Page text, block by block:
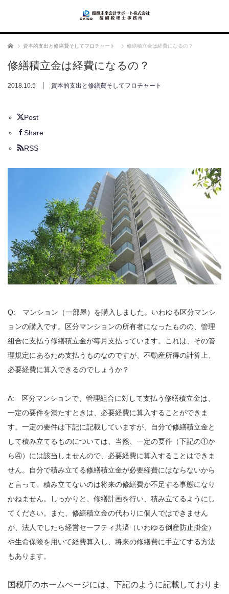
ホーム 資本的支出と修繕費そしてフロチャート 修繕積立金は経費になるの？
修繕積立金は経費になるの？
2018.10.5 資本的支出と修繕費そしてフロチャート
Post
Share
RSS
Q: マンション（一部屋）を購入しました。いわゆる区分マンシ
ョンの購入です。区分マンションの所有者になったものの、管理
組合に支払う修繕積立金が毎月支払っています。これは、その管
理規定にあるため支払うものなのですが、不動産所得の計算上、
必要経費に算入できるのでしょうか？
A: 区分マンションで、管理組合に対して支払う修繕積立金は、
一定の要件を満たすときは、必要経費に算入することができま
す。一定の要件は下記に記載していますが、自分で修繕積立金と
して積み立てるものについては、当然、一定の要件（下記の①か
ら④）には該当しませんので、必要経費に算入することはできま
せん。自分で積み立てる修繕積立金が必要経費にはならないから
と言って、積み立てないのは将来の修繕費が不足する事態になり
かねません。しっかりと、修繕計画を行い、積み立てるようにし
てください。また、修繕積立金の代わりに個人ではできません
が、法人でしたら経営セーフティ共済（いわゆる倒産防止掛金）
や生命保険を用いて経費算入し、将来の修繕費に手立てする方法
もあります。
国税庁のホームぺージには、下記のように記載しておりま